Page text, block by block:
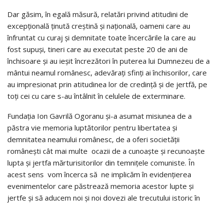
Dar găsim, în egală măsură, relatări privind atitudini de
excepțională ținută creștină și națională, oameni care au
înfruntat cu curaj și demnitate toate încercările la care au
fost supuși, tineri care au executat peste 20 de ani de
închisoare și au ieșit încrezători în puterea lui Dumnezeu de a
mântui neamul românesc, adevărați sfinți ai închisorilor, care
au impresionat prin atitudinea lor de credință și de jertfă, pe
toți cei cu care s-au întâlnit în celulele de exterminare.
Fundația Ion Gavrilă Ogoranu și-a asumat misiunea de a
păstra vie memoria luptătorilor pentru libertatea și
demnitatea neamului românesc, de a oferi societății
românești cât mai multe ocazii de a cunoaște și recunoaște
lupta și jertfa mărturisitorilor din temnițele comuniste. În
acest sens vom încerca să ne implicăm în evidențierea
evenimentelor care păstrează memoria acestor lupte și
jertfe și să aducem noi și noi dovezi ale trecutului istoric în